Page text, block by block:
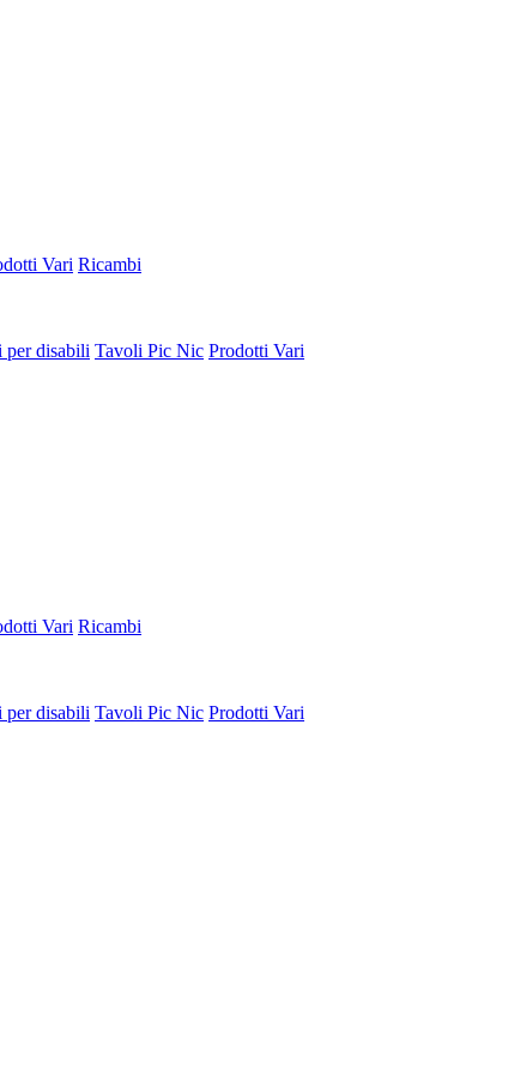
Vari Ricambi
disabili Tavoli Pic Nic Prodotti Vari
Vari Ricambi
disabili Tavoli Pic Nic Prodotti Vari